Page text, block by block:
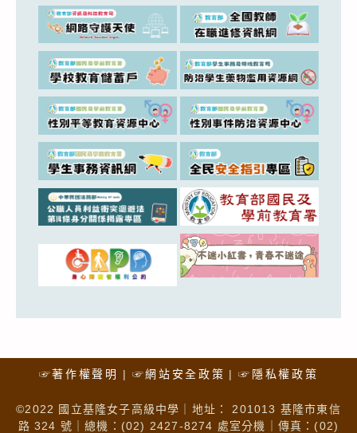
☞著作權聲明 ☞網站安全政策 ☞隱私權政策
©2022 國立基隆女子高級中學｜地址： 201013 基隆市東信
路 324 號｜總機：(02) 2427-8274 處室分機｜傳真：(02)